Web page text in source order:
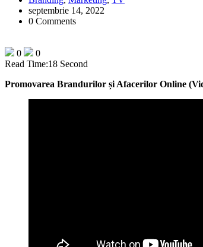
septembrie 14, 2022
0 Comments
0
0
Read Time:18 Second
Promovarea Brandurilor și Afacerilor Online